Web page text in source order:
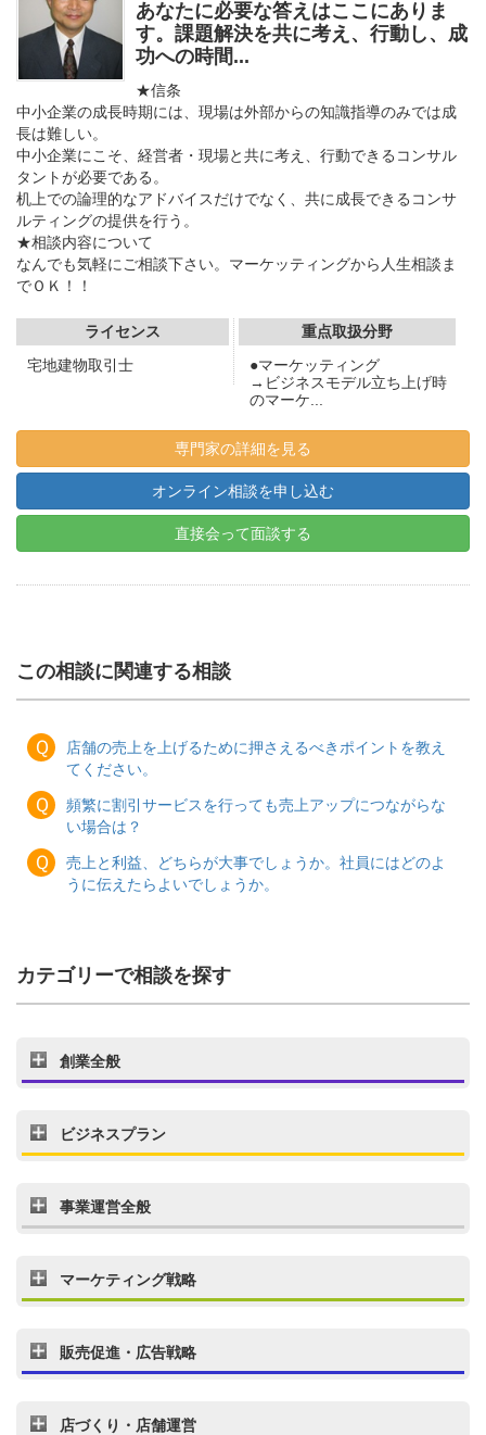
あなたに必要な答えはここにありま
す。課題解決を共に考え、行動し、成
功への時間...
★信条
中小企業の成長時期には、現場は外部からの知識指導のみでは成
長は難しい。
中小企業にこそ、経営者・現場と共に考え、行動できるコンサル
タントが必要である。
机上での論理的なアドバイスだけでなく、共に成長できるコンサ
ルティングの提供を行う。
★相談内容について
なんでも気軽にご相談下さい。マーケッティングから人生相談ま
でＯＫ！！
ライセンス
宅地建物取引士
重点取扱分野
●マーケッティング
→ビジネスモデル立ち上げ時
のマーケ...
専門家の詳細を見る
オンライン相談を申し込む
直接会って面談する
この相談に関連する相談
Ｑ
店舗の売上を上げるために押さえるべきポイントを教え
てください。
Ｑ
頻繁に割引サービスを行っても売上アップにつながらな
い場合は？
Ｑ
売上と利益、どちらが大事でしょうか。社員にはどのよ
うに伝えたらよいでしょうか。
カテゴリーで相談を探す
創業全般
ビジネスプラン
事業運営全般
マーケティング戦略
販売促進・広告戦略
店づくり・店舗運営